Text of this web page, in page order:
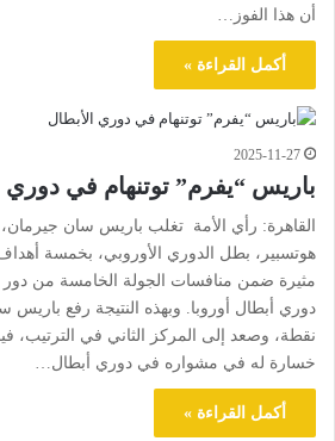
أن هذا الفوز…
أكمل القراءة »
2025-11-27
باريس “يفرم” توتنهام في دوري
القاهرة: رأي الأمة تغلب باريس سان
هوتسبير، بطل الدوري الأوروبي، بخمسة أهداف
مثيرة ضمن منافسات الجولة الخامسة من دور
نقطة، وصعد إلى المركز الثاني في الترتيب،
خسارة له في مشواره في دوري أبطال…
أكمل القراءة »